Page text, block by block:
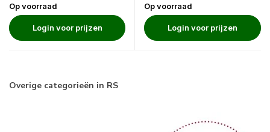
Op voorraad
Login voor prijzen
Op voorraad
Login voor prijzen
Overige categorieën in RS